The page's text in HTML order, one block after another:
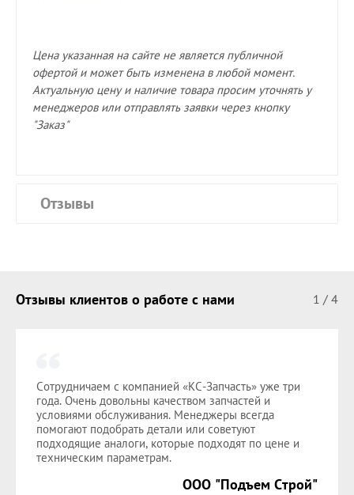
Цена указанная на сайте не является публичной
офертой и может быть изменена в любой момент.
Актуальную цену и наличие товара просим уточнять у
менеджеров или отправлять заявки через кнопку
"Заказ"
Отзывы
Отзывы клиентов о работе с нами 1 / 4
Сотрудничаем с компанией «КС-Запчасть» уже три
года. Очень довольны качеством запчастей и
условиями обслуживания. Менеджеры всегда
помогают подобрать детали или советуют
подходящие аналоги, которые подходят по цене и
техническим параметрам.
ООО "Подъем Строй"